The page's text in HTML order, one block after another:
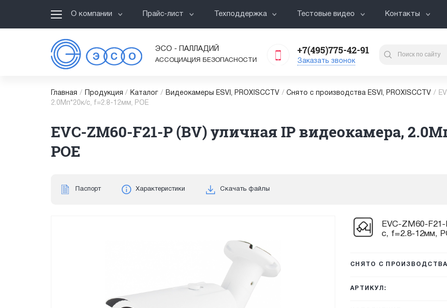
О компании Прайс-лист Техподдержка Тестовые видео Контакты
ЭСО - ПАЛЛАДИЙ
АССОЦИАЦИЯ БЕЗОПАСНОСТИ
+7(495)775-42-91
Заказать звонок
Главная / Продукция / Каталог / Видеокамеры ESVI, PROXISCCTV / Снято с производства ESVI, PROXISCCTV /
2.0Мп*20к/с, f=2.8-12мм, POE
EVC-ZM60-F21-P (BV) уличная IP видеокамера,
POE
Паспорт Характеристики Скачать файлы
EVC-ZM60-
с, f=2.8-12мм,
СНЯТО С
АРТИКУЛ: